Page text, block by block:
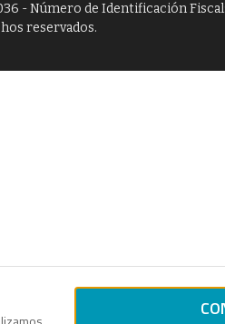
- Número de Identificación
reservados.